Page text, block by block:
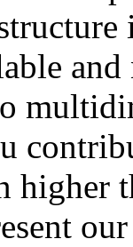
higher